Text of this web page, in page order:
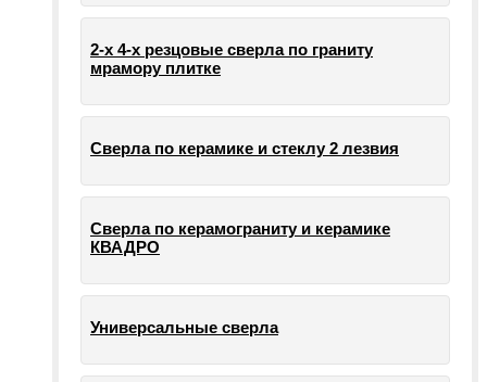
2-х 4-х резцовые сверла по граниту
мрамору плитке
Сверла по керамике и стеклу 2 лезвия
Сверла по керамограниту и керамике
КВАДРО
Универсальные сверла